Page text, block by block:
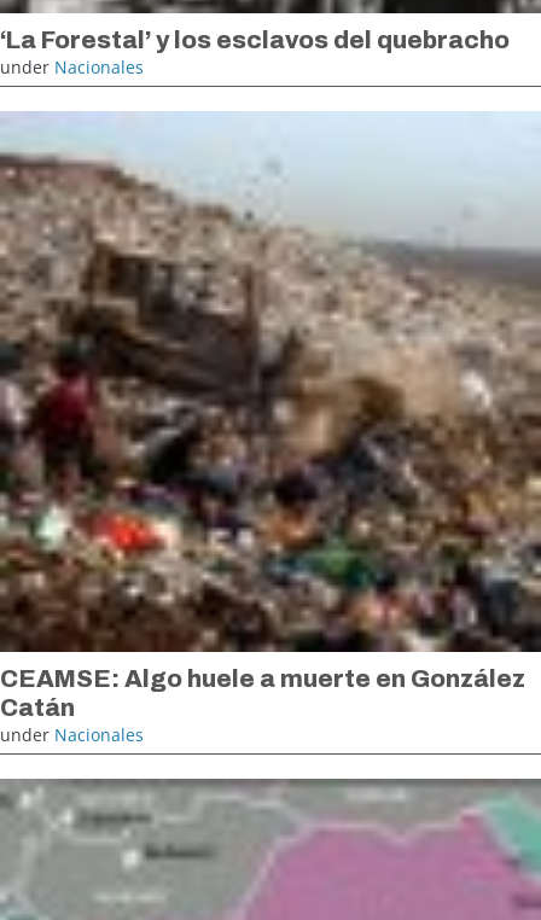
‘La Forestal’ y los esclavos del quebracho
under Nacionales
CEAMSE: Algo huele a muerte en González
Catán
under Nacionales